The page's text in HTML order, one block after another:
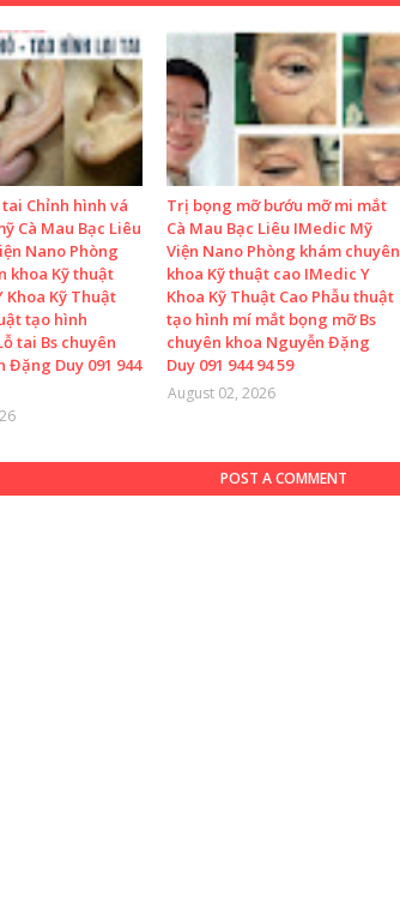
Chỉnh hình vá
Cà Mau Bạc Liêu
Nano Phòng
khoa Kỹ thuật
Khoa Kỹ Thuật
tạo hình
tai Bs chuyên
Đặng Duy 091 944
Trị bọng mỡ bướu mỡ mi mắt
Cà Mau Bạc Liêu IMedic Mỹ
Viện Nano Phòng khám chuyên
khoa Kỹ thuật cao IMedic Y
Khoa Kỹ Thuật Cao Phẫu thuật
tạo hình mí mắt bọng mỡ Bs
chuyên khoa Nguyễn Đặng
Duy 091 944 94 59
August 02, 2026
POST A COMMENT